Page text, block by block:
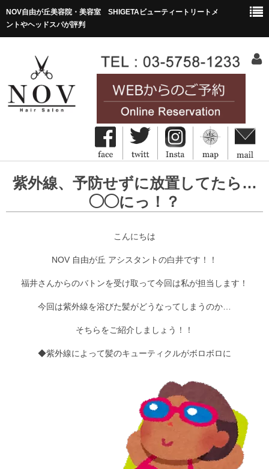
NOV自由が丘美容院・美容室 SHIGETAビューティートリートメ
ントやヘッドスパが評判
HOME
ホーム
メニュー・価格
スタッフ
紫外線、予防せずに放置してたら…
◯◯にっ！？
こんにちは
NOV 自由が丘 アシスタントの白井です！！
福井さんからのバトンを受け取って今回は私が担当します！
今回は紫外線を浴びた髪がどうなってしまうのか…
そちらをご紹介しましょう！！
◆紫外線によって髪のキューティクルがボロボロに